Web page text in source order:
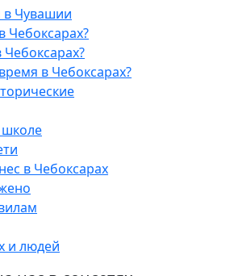
Чувашии
Чебоксарах?
в Чебоксарах?
школе
в Чебоксарах
и людей